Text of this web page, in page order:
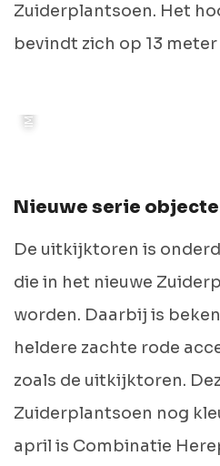
Zuiderplantsoen. Het
bevindt zich op 13
IMPRESSIE: STUDIO L A
Nieuwe serie
De uitkijktoren is
die in het nieuwe
worden. Daarbij is
heldere zachte rode
zoals de uitkijktoren.
Zuiderplantsoen nog
april is Combinatie